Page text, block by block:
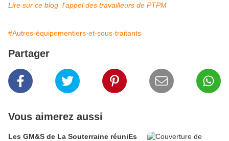
Lire sur ce blog l'appel des travailleurs de PTPM
#Autres-équipementiers-et-sous-traitants
Partager
Vous aimerez aussi
Les GM&S de La Souterraine réuniEs